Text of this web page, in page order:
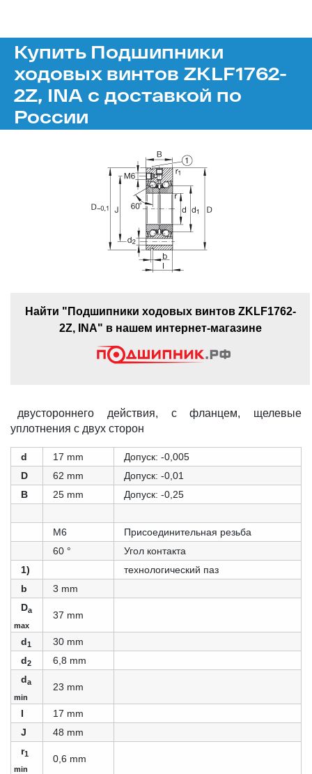
Купить Подшипники
ходовых винтов ZKLF1762-
2Z, INA с доставкой по
России
Найти "Подшипники ходовых винтов ZKLF1762-
2Z, INA" в нашем интернет-магазине
двустороннего действия, с фланцем, щелевые
уплотнения с двух сторон
d 17 mm
Допуск: -0,005
D
62 mm
Допуск: -0,01
B
25 mm Допуск: -0,25
M6
Присоединительная резьба
60 °
Угол контакта
1)
технологический паз
b
3 mm
Da
max
37 mm
d1
30 mm
d2
6,8 mm
da
min
23 mm
I
17 mm
J
48 mm
r1
min
0,6 mm